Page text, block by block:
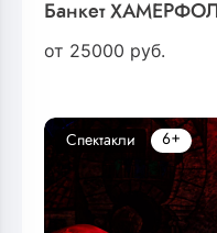
Банкет ХАМЕРФОЛ
от 25000 руб.
Спектакли 6+